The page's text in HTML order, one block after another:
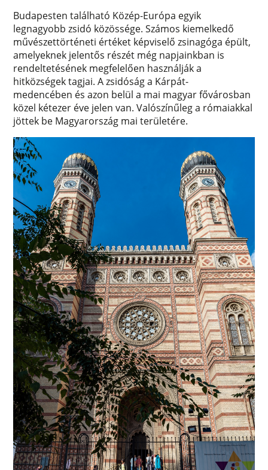
Budapesten található Közép-Európa egyik
legnagyobb zsidó közössége. Számos kiemelkedő
művészettörténeti értéket képviselő zsinagóga épült,
amelyeknek jelentős részét még napjainkban is
rendeltetésének megfelelően használják a
hitközségek tagjai. A zsidóság a Kárpát-
medencében és azon belül a mai magyar fővárosban
közel kétezer éve jelen van. Valószínűleg a rómaiakkal
jöttek be Magyarország mai területére.